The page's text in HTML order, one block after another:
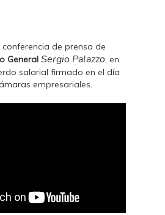
de prensa de
General Sergio Palazzo, en
salarial firmado en el día
empresariales.